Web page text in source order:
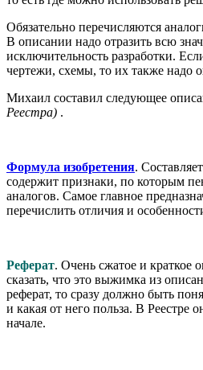
Обязательно перечисляются
В описании надо отразить всю
исключительность разработки.
чертежи, схемы, то их также надо
Михаил составил следующее
Реестра) .
Формула изобретения.
содержит признаки, по которым
аналогов. Самое главное
перечислить отличия и
Реферат. Очень сжатое и краткое
сказать, что это выжимка из
реферат, то сразу должно быть
и какая от него польза. В Реестре
начале.